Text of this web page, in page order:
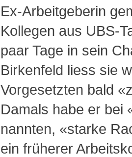
Ex-Arbeitgeberin
Kollegen aus UBS-
paar Tage in sein
Birkenfeld liess sie
Vorgesetzten bald
Damals habe er bei
nannten, «starke
ein früherer